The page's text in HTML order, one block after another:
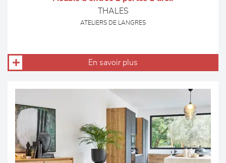
THALES
ATELIERS DE LANGRES
En savoir plus